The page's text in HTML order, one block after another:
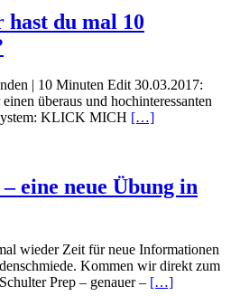
hast du mal 10
| 10 Minuten Edit 30.03.2017:
überaus und hochinteressanten
KLICK MICH […]
eine neue Übung in
wieder Zeit für neue Informationen
Kommen wir direkt zum
Prep – genauer – […]